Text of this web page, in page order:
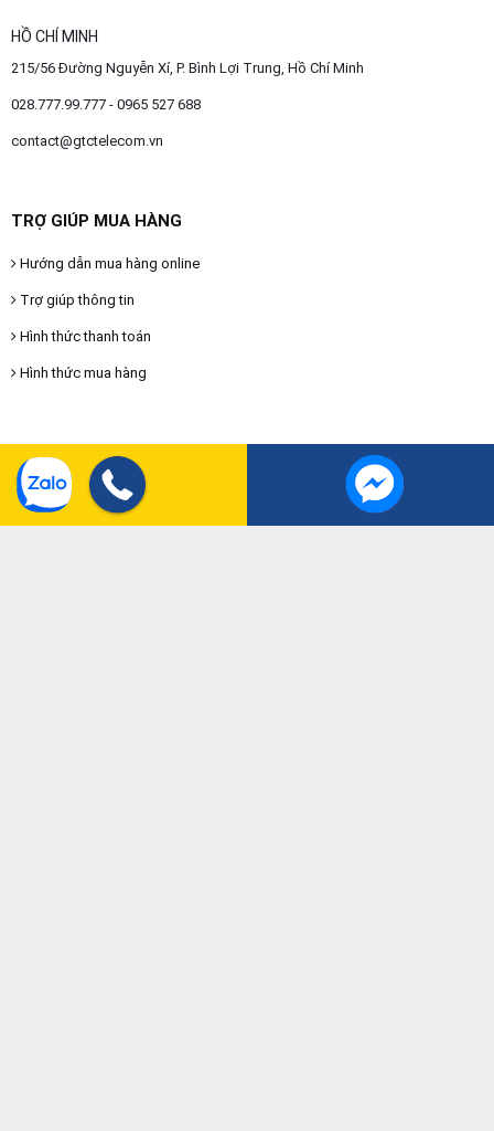
HỒ CHÍ MINH
215/56 Đường Nguyễn Xí, P. Bình Lợi Trung, Hồ Chí Minh
028.777.99.777 - 0965 527 688
contact@gtctelecom.vn
TRỢ GIÚP MUA HÀNG
Hướng dẫn mua hàng online
Trợ giúp thông tin
Hình thức thanh toán
Hình thức mua hàng
CHÍNH SÁCH & QUY ĐỊNH
Chính sách vận chuyển